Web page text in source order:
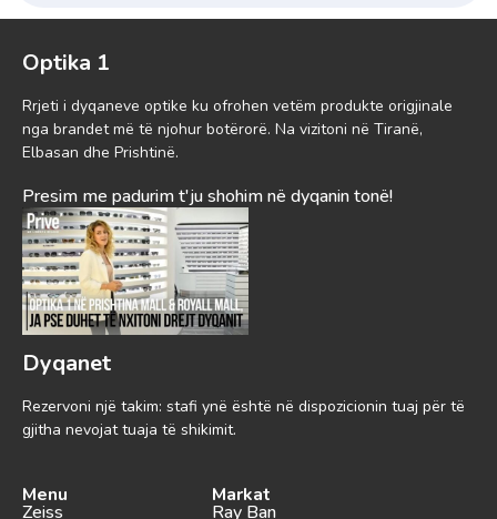
Optika 1
Rrjeti i dyqaneve optike ku ofrohen vetëm produkte origjinale
nga brandet më të njohur botërorë. Na vizitoni në Tiranë,
Elbasan dhe Prishtinë.
Presim me padurim t'ju shohim në dyqanin tonë!
Dyqanet
Rezervoni një takim: stafi ynë është në dispozicionin tuaj për të
gjitha nevojat tuaja të shikimit.
Menu
Zeiss
Markat
Ray Ban